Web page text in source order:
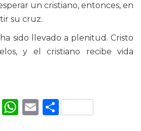
un cristiano, entonces, en
su cruz.
sido llevado a plenitud. Cristo
y el cristiano recibe vida
Twitter
WhatsApp
Email